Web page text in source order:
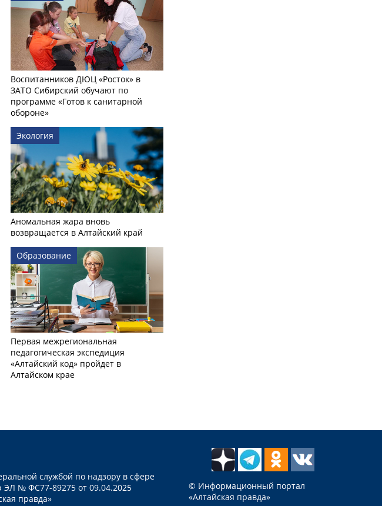
Воспитанников ДЮЦ «Росток» в
ЗАТО Сибирский обучают по
программе «Готов к санитарной
обороне»
Экология
Аномальная жара вновь
возвращается в Алтайский край
Образование
Первая межрегиональная
педагогическая экспедиция
«Алтайский код» пройдет в
Алтайском крае
службой по надзору в сфере
ЭЛ № ФС77-89275 от 09.04.2025
правда»
© Информационный портал
«Алтайская правда»